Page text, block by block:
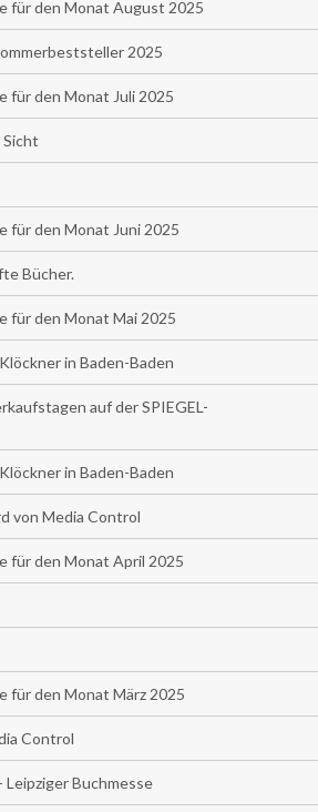
für den Monat August 2025
2025
für den Monat Juli 2025
für den Monat Juni 2025
Bücher.
für den Monat Mai 2025
in Baden-Baden
auf der SPIEGEL-
in Baden-Baden
von Media Control
für den Monat April 2025
für den Monat März 2025
Control
Buchmesse